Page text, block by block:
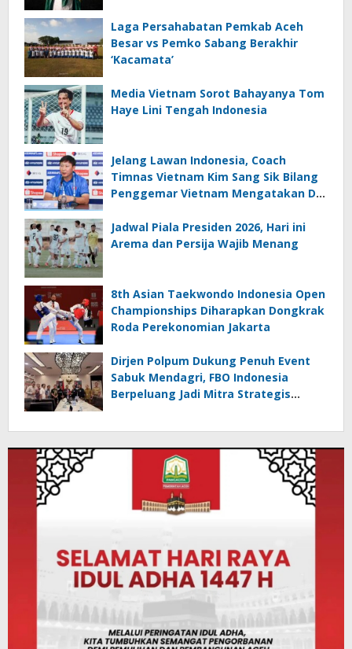
Laga Persahabatan Pemkab Aceh
Besar vs Pemko Sabang Berakhir
‘Kacamata’
Media Vietnam Sorot Bahayanya Tom
Haye Lini Tengah Indonesia
Jelang Lawan Indonesia, Coach
Timnas Vietnam Kim Sang Sik Bilang
Penggemar Vietnam Mengatakan Dia
Jadwal Piala Presiden 2026, Hari ini
Arema dan Persija Wajib Menang
8th Asian Taekwondo Indonesia Open
Championships Diharapkan Dongkrak
Roda Perekonomian Jakarta
Dirjen Polpum Dukung Penuh Event
Sabuk Mendagri, FBO Indonesia
Berpeluang Jadi Mitra Strategis